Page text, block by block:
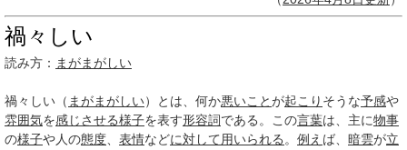
禍々しい
読み方： まがまがしい
禍々しい（ まがまがしい）とは、何か悪いことが起こり そうな予感や
雰囲気を感じさせる様子を表す形容詞である。この言葉は、主に物事
の様子や人の態度 表情などに対して用いられる 。 例え ば、 暗雲が立